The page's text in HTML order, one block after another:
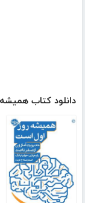
دانلود کتاب